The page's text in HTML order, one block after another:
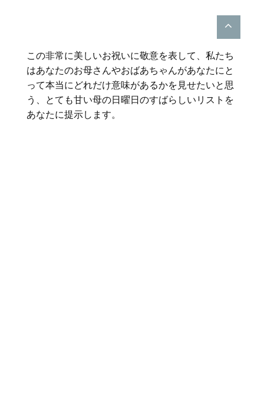
この非常に美しいお祝いに敬意を表して、私たち
はあなたのお母さんやおばあちゃんがあなたにと
って本当にどれだけ意味があるかを見せたいと思
う、とても甘い母の日曜日のすばらしいリストを
あなたに提示します。